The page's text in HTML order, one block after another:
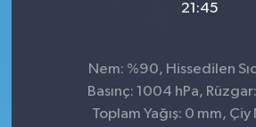
21:45
Nem: %90, Hissedilen
Basınç: 1004 hPa,
Toplam Yağış: 0 mm, Çiy